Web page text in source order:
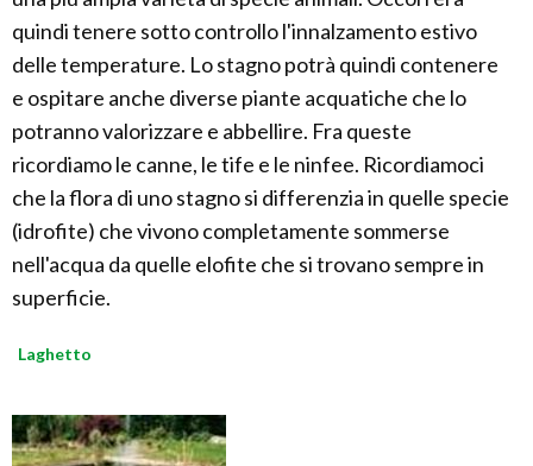
quindi tenere sotto controllo l'innalzamento estivo
delle temperature. Lo stagno potrà quindi contenere
e ospitare anche diverse piante acquatiche che lo
potranno valorizzare e abbellire. Fra queste
ricordiamo le canne, le tife e le ninfee. Ricordiamoci
che la flora di uno stagno si differenzia in quelle specie
(idrofite) che vivono completamente sommerse
nell'acqua da quelle elofite che si trovano sempre in
superficie.
Laghetto